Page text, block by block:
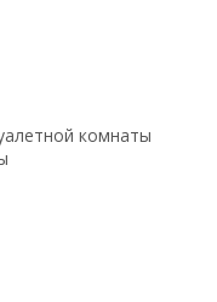
комнаты